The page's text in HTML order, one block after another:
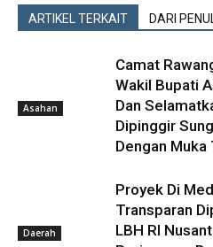
ARTIKEL TERKAIT DARI
Asahan
Camat
Wakil Bupati
Dan
Dipinggir
Dengan Muka
Daerah
Proyek Di
Transparan
LBH RI